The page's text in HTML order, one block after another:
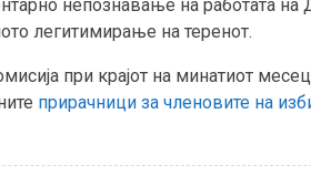
непознавање на работата на
легитимирање на теренот.
при крајот на минатиот
прирачници за членовите на